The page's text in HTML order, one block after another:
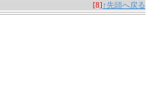
[8]↑先頭へ戻る